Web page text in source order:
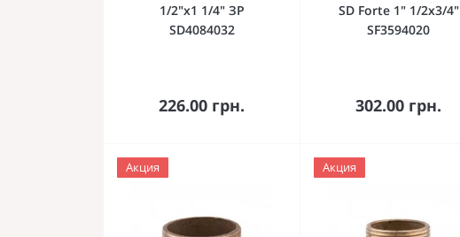
1/2"х1 1/4" ЗР
SD4084032
226.00 грн.
До кошика
SD Forte 1" 1/2х3/4"
SF3594020
302.00 грн.
До кошика
Акция Акция